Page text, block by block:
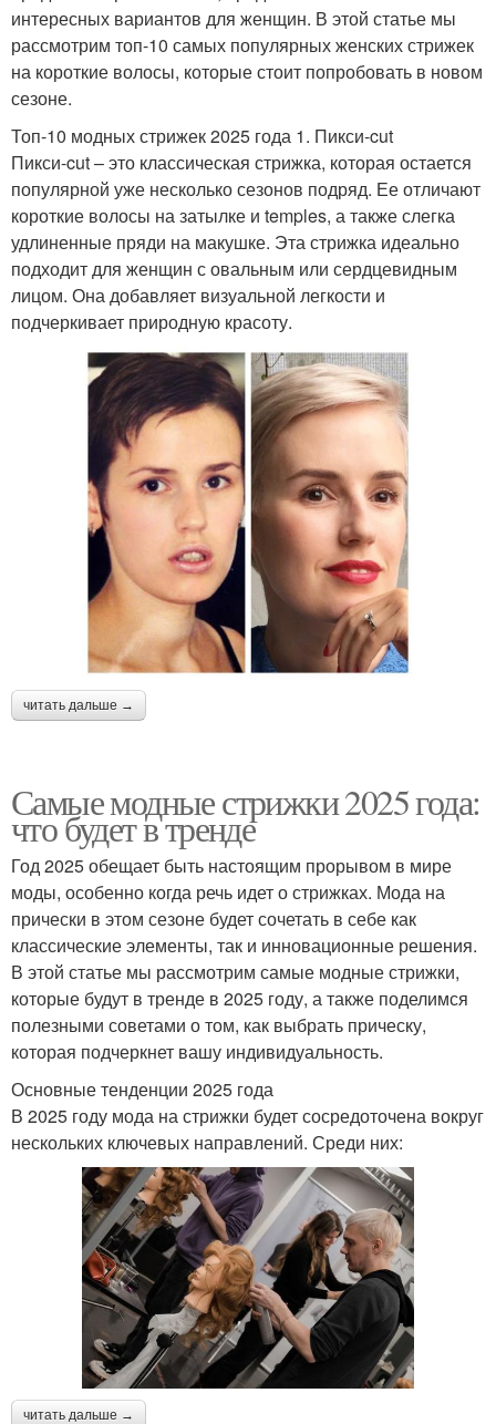
интересных вариантов для женщин. В этой статье мы
рассмотрим топ-10 самых популярных женских стрижек
на короткие волосы, которые стоит попробовать в новом
сезоне.
Топ-10 модных стрижек 2025 года 1. Пикси-cut
Пикси-cut – это классическая стрижка, которая остается
популярной уже несколько сезонов подряд. Ее отличают
короткие волосы на затылке и temples, а также слегка
удлиненные пряди на макушке. Эта стрижка идеально
подходит для женщин с овальным или сердцевидным
лицом. Она добавляет визуальной легкости и
подчеркивает природную красоту.
читать дальше →
Самые модные стрижки 2025 года:
что будет в тренде
Год 2025 обещает быть настоящим прорывом в мире
моды, особенно когда речь идет о стрижках. Мода на
прически в этом сезоне будет сочетать в себе как
классические элементы, так и инновационные решения.
В этой статье мы рассмотрим самые модные стрижки,
которые будут в тренде в 2025 году, а также поделимся
полезными советами о том, как выбрать прическу,
которая подчеркнет вашу индивидуальность.
Основные тенденции 2025 года
В 2025 году мода на стрижки будет сосредоточена вокруг
нескольких ключевых направлений. Среди них:
читать дальше →